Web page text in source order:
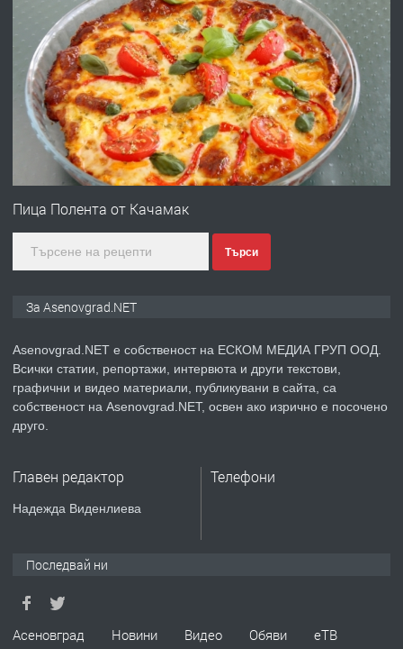
преди 1 година
ПРЕДЛАГА
Професионална зеленчукорезачка
за заведения и дома
преди 1 година
ПРЕДЛАГА Дава под наем Асеновград
преди 2 години
ПРЕДЛАГА ремонт на покриви
Висококачествени Целофанови
Пица Полента от Качамак
Търси
За Asenovgrad.NET
Asenovgrad.NET е собственост на ЕСКОМ МЕДИА ГРУП ООД.
Всички статии, репортажи, интервюта и други текстови,
графични и видео материали, публикувани в сайта, са
собственост на Asenovgrad.NET, освен ако изрично е посочено
друго.
Главен редактор
Надежда Виденлиева
Телефони
Последвай ни
Асеновград Новини Видео Обяви
еТВ